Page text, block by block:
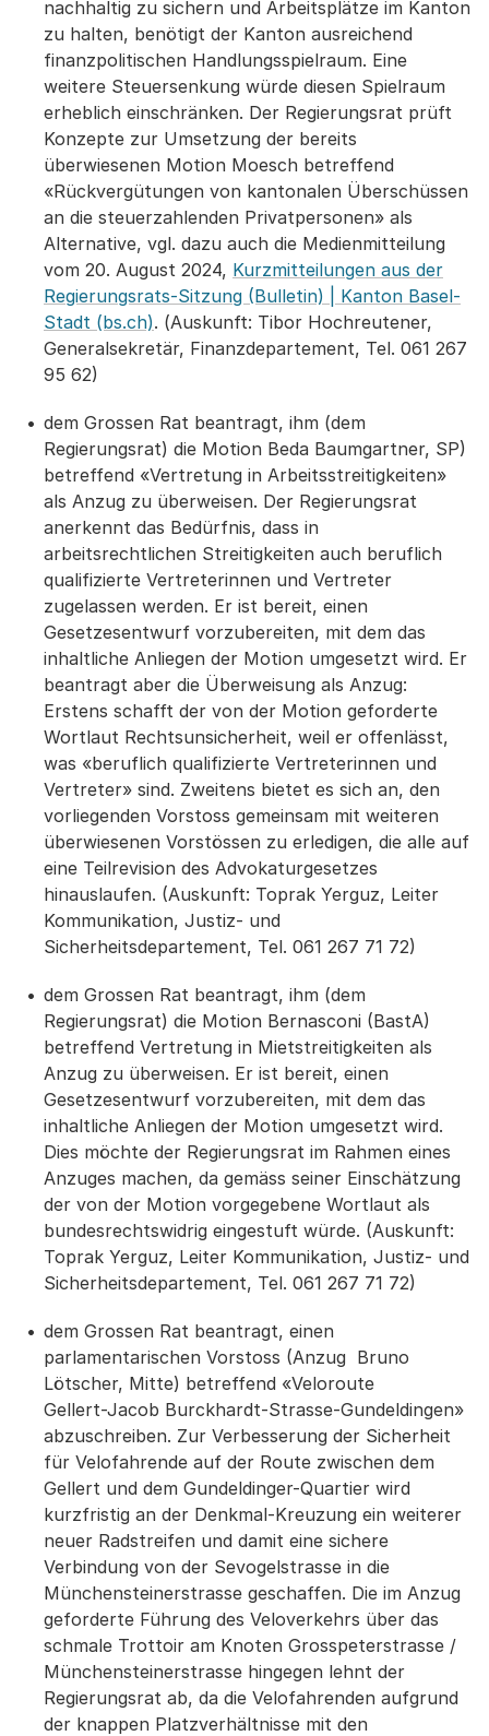
nachhaltig zu sichern und Arbeitsplätze im Kanton
zu halten, benötigt der Kanton ausreichend
finanzpolitischen Handlungsspielraum. Eine
weitere Steuersenkung würde diesen Spielraum
erheblich einschränken. Der Regierungsrat prüft
Konzepte zur Umsetzung der bereits
überwiesenen Motion Moesch betreffend
«Rückvergütungen von kantonalen Überschüssen
an die steuerzahlenden Privatpersonen» als
Alternative, vgl. dazu auch die Medienmitteilung
vom 20. August 2024, Kurzmitteilungen aus der
Regierungsrats-Sitzung (Bulletin) | Kanton Basel-
Stadt (bs.ch). (Auskunft: Tibor Hochreutener,
Generalsekretär, Finanzdepartement, Tel. 061 267
95 62)
dem Grossen Rat beantragt, ihm (dem
Regierungsrat) die Motion Beda Baumgartner, SP)
betreffend «Vertretung in Arbeitsstreitigkeiten»
als Anzug zu überweisen. Der Regierungsrat
anerkennt das Bedürfnis, dass in
arbeitsrechtlichen Streitigkeiten auch beruflich
qualifizierte Vertreterinnen und Vertreter
zugelassen werden. Er ist bereit, einen
Gesetzesentwurf vorzubereiten, mit dem das
inhaltliche Anliegen der Motion umgesetzt wird. Er
beantragt aber die Überweisung als Anzug:
Erstens schafft der von der Motion geforderte
Wortlaut Rechtsunsicherheit, weil er offenlässt,
was «beruflich qualifizierte Vertreterinnen und
Vertreter» sind. Zweitens bietet es sich an, den
vorliegenden Vorstoss gemeinsam mit weiteren
überwiesenen Vorstössen zu erledigen, die alle auf
eine Teilrevision des Advokaturgesetzes
hinauslaufen. (Auskunft: Toprak Yerguz, Leiter
Kommunikation, Justiz- und
Sicherheitsdepartement, Tel. 061 267 71 72)
dem Grossen Rat beantragt, ihm (dem
Regierungsrat) die Motion Bernasconi (BastA)
betreffend Vertretung in Mietstreitigkeiten als
Anzug zu überweisen. Er ist bereit, einen
Gesetzesentwurf vorzubereiten, mit dem das
inhaltliche Anliegen der Motion umgesetzt wird.
Dies möchte der Regierungsrat im Rahmen eines
Anzuges machen, da gemäss seiner Einschätzung
der von der Motion vorgegebene Wortlaut als
bundesrechtswidrig eingestuft würde. (Auskunft:
Toprak Yerguz, Leiter Kommunikation, Justiz- und
Sicherheitsdepartement, Tel. 061 267 71 72)
dem Grossen Rat beantragt, einen
parlamentarischen Vorstoss (Anzug Bruno
Lötscher, Mitte) betreffend «Veloroute
Gellert-Jacob Burckhardt-Strasse-Gundeldingen»
abzuschreiben. Zur Verbesserung der Sicherheit
für Velofahrende auf der Route zwischen dem
Gellert und dem Gundeldinger-Quartier wird
kurzfristig an der Denkmal-Kreuzung ein weiterer
neuer Radstreifen und damit eine sichere
Verbindung von der Sevogelstrasse in die
Münchensteinerstrasse geschaffen. Die im Anzug
geforderte Führung des Veloverkehrs über das
schmale Trottoir am Knoten Grosspeterstrasse /
Münchensteinerstrasse hingegen lehnt der
Regierungsrat ab, da die Velofahrenden aufgrund
der knappen Platzverhältnisse mit den